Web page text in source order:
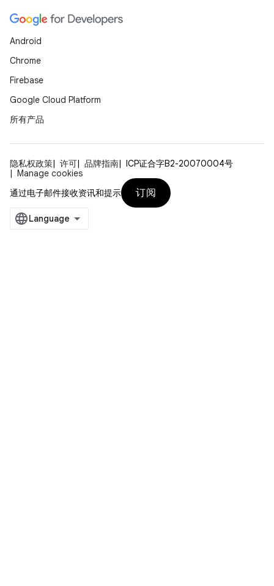
Android
Chrome
Firebase
Google Cloud Platform
所有产品
隐私权政策 许可 品牌指南
ICP证合字B2-20070004号
Manage cookies
通过电子邮件接收资讯和提示
订阅